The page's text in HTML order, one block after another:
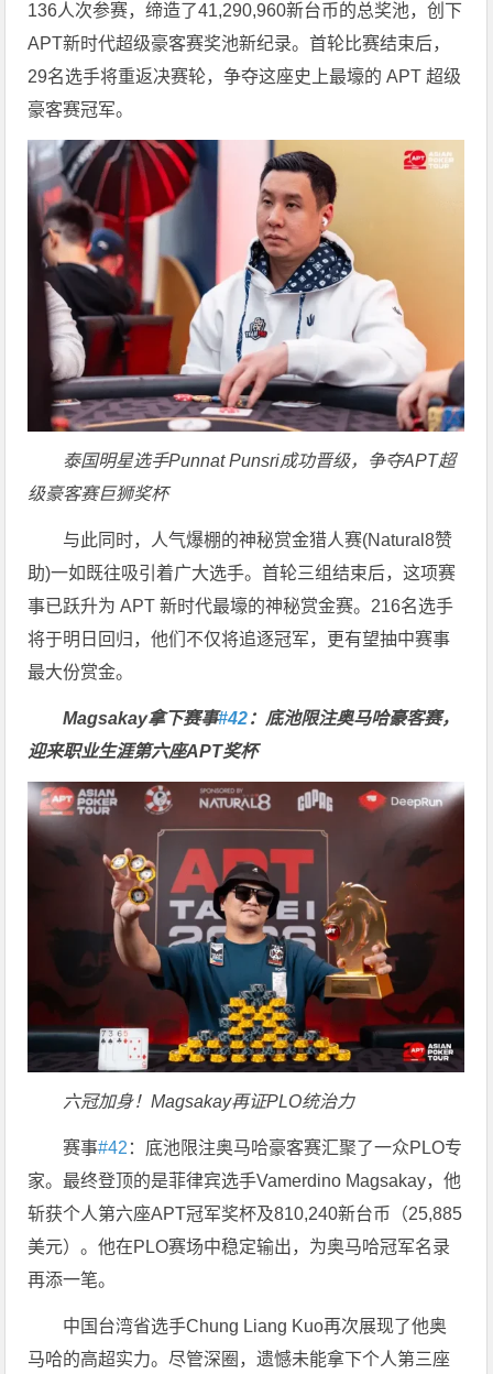
136人次参赛，缔造了41,290,960新台币的总奖池，创下
APT新时代超级豪客赛奖池新纪录。首轮比赛结束后，
29名选手将重返决赛轮，争夺这座史上最壕的 APT 超级
豪客赛冠军。
泰国明星选手Punnat Punsri成功晋级，争夺APT超
级豪客赛巨狮奖杯
与此同时，人气爆棚的神秘赏金猎人赛(Natural8赞
助)一如既往吸引着广大选手。首轮三组结束后，这项赛
事已跃升为 APT 新时代最壕的神秘赏金赛。216名选手
将于明日回归，他们不仅将追逐冠军，更有望抽中赛事
最大份赏金。
Magsakay拿下赛事#42：底池限注奥马哈豪客赛，
迎来职业生涯第六座APT奖杯
六冠加身！Magsakay再证PLO统治力
赛事#42 ：底池限注奥马哈豪客赛汇聚了一众PLO专
家。最终登顶的是菲律宾选手Vamerdino Magsakay，他
斩获个人第六座APT冠军奖杯及810,240新台币（25,885
美元）。他在PLO赛场中稳定输出，为奥马哈冠军名录
再添一笔。
中国台湾省选手Chung Liang Kuo再次展现了他奥
马哈的高超实力。尽管深圈，遗憾未能拿下个人第三座